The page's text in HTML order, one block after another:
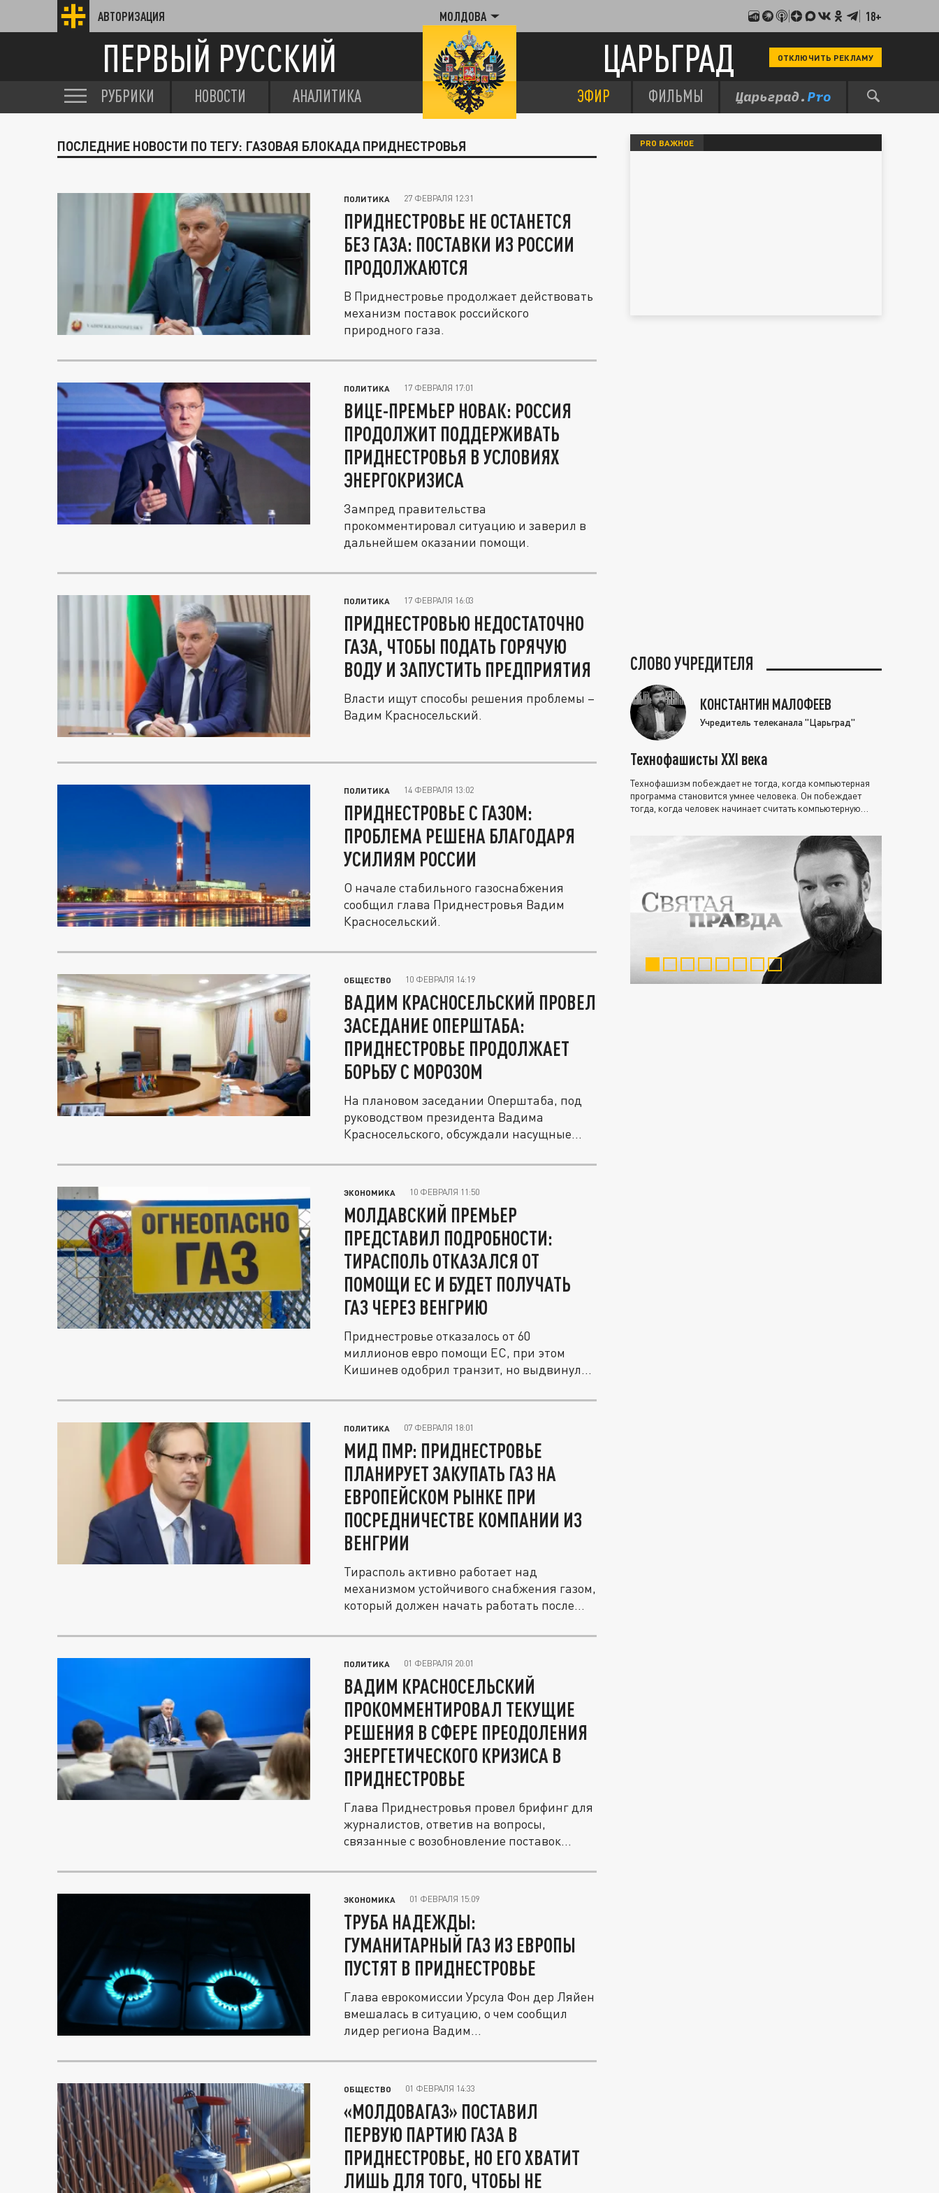
АВТОРИЗАЦИЯ МОЛДОВА 18+
ПЕРВЫЙ РУССКИЙ ЦАРЬГРАД ОТКЛЮЧИТЬ РЕКЛАМУ
РУБРИКИ НОВОСТИ АНАЛИТИКА ЭФИР ФИЛЬМЫ
ПОСЛЕДНИЕ НОВОСТИ ПО ТЕГУ: ГАЗОВАЯ БЛОКАДА ПРИДНЕСТРОВЬЯ
ПОЛИТИКА 27 ФЕВРАЛЯ 12:31
ПРИДНЕСТРОВЬЕ НЕ ОСТАНЕТСЯ
БЕЗ ГАЗА: ПОСТАВКИ ИЗ РОССИИ
ПРОДОЛЖАЮТСЯ
В Приднестровье продолжает действовать
механизм поставок российского
природного газа.
ПОЛИТИКА 17 ФЕВРАЛЯ 17:01
ВИЦЕ-ПРЕМЬЕР НОВАК: РОССИЯ
ПРОДОЛЖИТ ПОДДЕРЖИВАТЬ
ПРИДНЕСТРОВЬЯ В УСЛОВИЯХ
ЭНЕРГОКРИЗИСА
Зампред правительства
прокомментировал ситуацию и заверил в
дальнейшем оказании помощи.
ПОЛИТИКА 17 ФЕВРАЛЯ 16:03
ПРИДНЕСТРОВЬЮ НЕДОСТАТОЧНО
ГАЗА, ЧТОБЫ ПОДАТЬ ГОРЯЧУЮ
ВОДУ И ЗАПУСТИТЬ ПРЕДПРИЯТИЯ
Власти ищут способы решения проблемы –
Вадим Красносельский.
ПОЛИТИКА 14 ФЕВРАЛЯ 13:02
ПРИДНЕСТРОВЬЕ С ГАЗОМ:
ПРОБЛЕМА РЕШЕНА БЛАГОДАРЯ
УСИЛИЯМ РОССИИ
О начале стабильного газоснабжения
сообщил глава Приднестровья Вадим
Красносельский.
ОБЩЕСТВО 10 ФЕВРАЛЯ 14:19
ВАДИМ КРАСНОСЕЛЬСКИЙ ПРОВЕЛ
ЗАСЕДАНИЕ ОПЕРШТАБА:
ПРИДНЕСТРОВЬЕ ПРОДОЛЖАЕТ
БОРЬБУ С МОРОЗОМ
На плановом заседании Оперштаба, под
руководством президента Вадима
Красносельского, обсуждали насущные...
ЭКОНОМИКА 10 ФЕВРАЛЯ 11:50
МОЛДАВСКИЙ ПРЕМЬЕР
ПРЕДСТАВИЛ ПОДРОБНОСТИ:
ТИРАСПОЛЬ ОТКАЗАЛСЯ ОТ
ПОМОЩИ ЕС И БУДЕТ ПОЛУЧАТЬ
ГАЗ ЧЕРЕЗ ВЕНГРИЮ
Приднестровье отказалось от 60
миллионов евро помощи ЕС, при этом
Кишинев одобрил транзит, но выдвинул
ПОЛИТИКА 07 ФЕВРАЛЯ 18:01
МИД ПМР: ПРИДНЕСТРОВЬЕ
ПЛАНИРУЕТ ЗАКУПАТЬ ГАЗ НА
ЕВРОПЕЙСКОМ РЫНКЕ ПРИ
ПОСРЕДНИЧЕСТВЕ КОМПАНИИ ИЗ
ВЕНГРИИ
Тирасполь активно работает над
механизмом устойчивого снабжения газом,
который должен начать работать после
ПОЛИТИКА 01 ФЕВРАЛЯ 20:01
ВАДИМ КРАСНОСЕЛЬСКИЙ
ПРОКОММЕНТИРОВАЛ ТЕКУЩИЕ
РЕШЕНИЯ В СФЕРЕ ПРЕОДОЛЕНИЯ
ЭНЕРГЕТИЧЕСКОГО КРИЗИСА В
ПРИДНЕСТРОВЬЕ
Глава Приднестровья провел брифинг для
журналистов, ответив на вопросы,
связанные с возобновление поставок...
ЭКОНОМИКА 01 ФЕВРАЛЯ 15:09
ТРУБА НАДЕЖДЫ:
ГУМАНИТАРНЫЙ ГАЗ ИЗ ЕВРОПЫ
ПУСТЯТ В ПРИДНЕСТРОВЬЕ
Глава еврокомиссии Урсула Фон дер Ляйен
вмешалась в ситуацию, о чем сообщил
лидер региона Вадим...
ОБЩЕСТВО 01 ФЕВРАЛЯ 14:33
«МОЛДОВАГАЗ» ПОСТАВИЛ
ПЕРВУЮ ПАРТИЮ ГАЗА В
ПРИДНЕСТРОВЬЕ, НО ЕГО ХВАТИТ
ЛИШЬ ДЛЯ ТОГО, ЧТОБЫ НЕ
PRO ВАЖНОЕ
СЛОВО УЧРЕДИТЕЛЯ
КОНСТАНТИН МАЛОФЕЕВ
Учредитель телеканала "Царьград"
Технофашисты XXI века
Технофашизм побеждает не тогда, когда компьютерная
программа становится умнее человека. Он побеждает
тогда, когда человек начинает считать компьютерную